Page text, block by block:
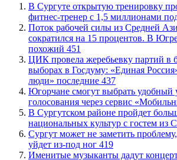
В Сургуте открытую тренировку
фитнес-тренер с 1,5 миллионами
Поток рабочей силы из Средней
сократился на 15 процентов. В
похожий 451
ЦИК провела жеребьевку партий в
выборах в Госдуму: «Единая
люди» последние 437
Югорчане смогут выбрать удобный
голосования через сервис
В Сургутском районе пройдет
национальных культур с гостем из
Сургут может не заметить
уйдет из-под ног 419
Именитые музыканты дадут